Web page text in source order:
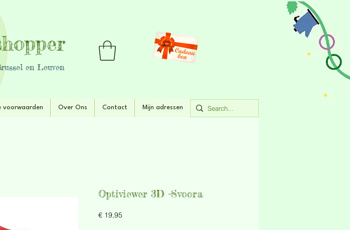
en Leuven
voorwaarden Over Ons Contact Mijn adressen
Optiviewer 3D -Svoora
€ 19,95